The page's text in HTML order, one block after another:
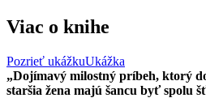
Viac o knihe
Pozrieť ukážkuUkážka
„Dojímavý milostný príbeh, ktorý
staršia žena majú šancu byť spolu